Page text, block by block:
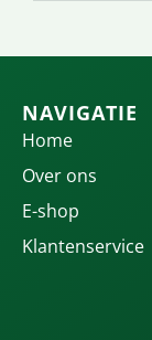
NAVIGATIE
Home
Over ons
E-shop
Klantenservice